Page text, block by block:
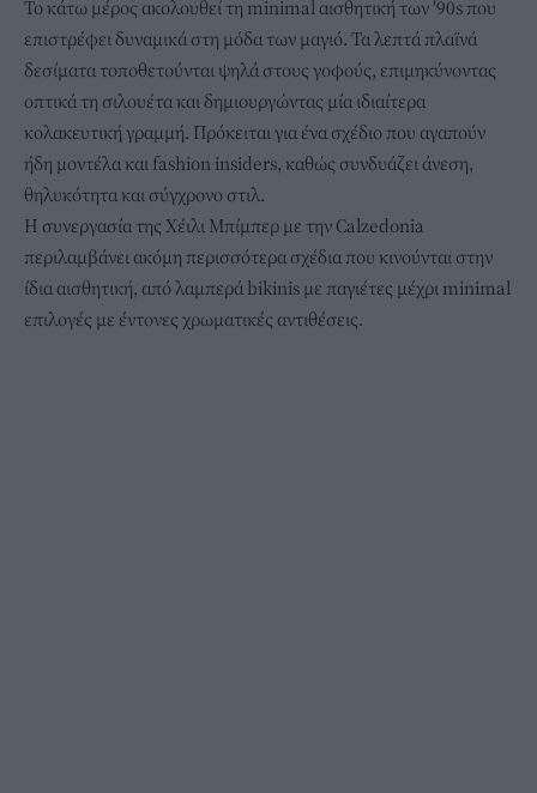
Το κάτω μέρος ακολουθεί τη minimal αισθητική των '90s που
επιστρέφει δυναμικά στη μόδα των μαγιό. Τα λεπτά πλαϊνά
δεσίματα τοποθετούνται ψηλά στους γοφούς, επιμηκύνοντας
οπτικά τη σιλουέτα και δημιουργώντας μία ιδιαίτερα
κολακευτική γραμμή. Πρόκειται για ένα σχέδιο που αγαπούν
ήδη μοντέλα και fashion insiders, καθώς συνδυάζει άνεση,
θηλυκότητα και σύγχρονο στιλ.
Η συνεργασία της Χέιλι Μπίμπερ με την Calzedonia
περιλαμβάνει ακόμη περισσότερα σχέδια που κινούνται στην
ίδια αισθητική, από λαμπερά bikinis με παγιέτες μέχρι minimal
επιλογές με έντονες χρωματικές αντιθέσεις.